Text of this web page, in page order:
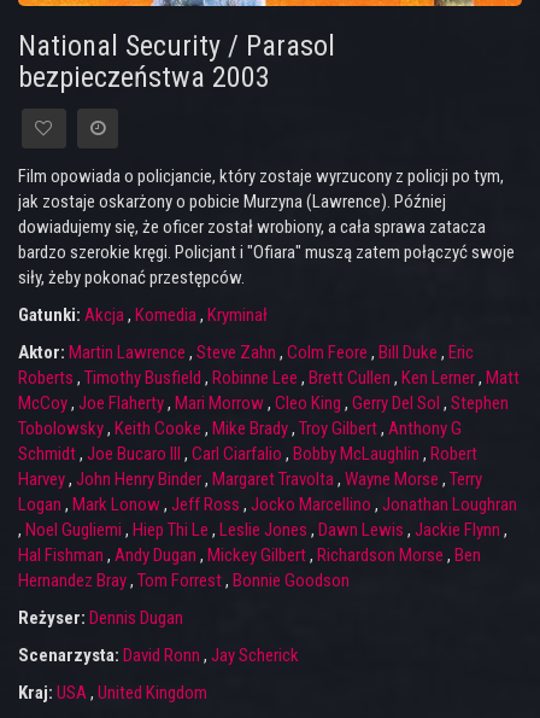
National Security / Parasol
bezpieczeństwa 2003
Film opowiada o policjancie, który zostaje wyrzucony z policji po tym,
jak zostaje oskarżony o pobicie Murzyna (Lawrence). Później
dowiadujemy się, że oficer został wrobiony, a cała sprawa zatacza
bardzo szerokie kręgi. Policjant i "Ofiara" muszą zatem połączyć swoje
siły, żeby pokonać przestępców.
Gatunki: Akcja, Komedia, Kryminał
Aktor: Martin Lawrence , Steve Zahn , Colm Feore , Bill Duke , Eric
Roberts , Timothy Busfield , Robinne Lee , Brett Cullen , Ken Lerner, Matt
McCoy, Joe Flaherty, Mari Morrow, Cleo King , Gerry Del Sol , Stephen
Tobolowsky, Keith Cooke , Mike Brady, Troy Gilbert, Anthony G
Schmidt, Joe Bucaro III , Carl Ciarfalio , Bobby McLaughlin , Robert
Harvey, John Henry Binder, Margaret Travolta, Wayne Morse , Terry
Logan , Mark Lonow, Jeff Ross , Jocko Marcellino , Jonathan Loughran
, Noel Gugliemi , Hiep Thi Le , Leslie Jones , Dawn Lewis , Jackie Flynn ,
Hal Fishman , Andy Dugan , Mickey Gilbert, Richardson Morse , Ben
Hernandez Bray, Tom Forrest, Bonnie Goodson
Reżyser: Dennis Dugan
Scenarzysta: David Ronn , Jay Scherick
Kraj: USA, United Kingdom